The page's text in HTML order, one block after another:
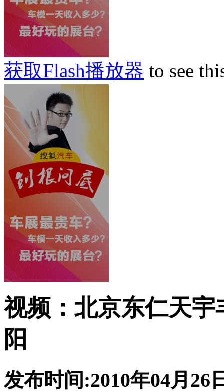
获取Flash播放器 to see
视频：北京东仁天
阳
发布时间:2010年04月26